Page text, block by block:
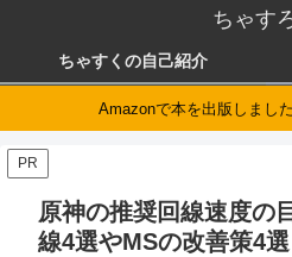
ちゃす
ちゃすくの自己紹介
Amazonで本を出版しまし
PR
原神の推奨回線速度の
線4選やMSの改善策4